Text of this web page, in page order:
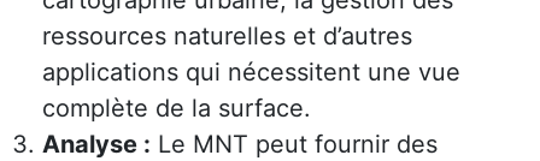
ressources naturelles et d’autres
applications qui nécessitent une vue
complète de la surface.
Analyse : Le MNT peut fournir des